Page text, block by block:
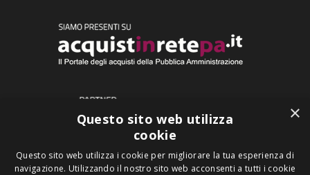
×
Questo sito web utilizza
cookie
Questo sito web utilizza i cookie per migliorare la tua esperienza di
navigazione. Utilizzando il nostro sito web acconsenti a tutti i cookie